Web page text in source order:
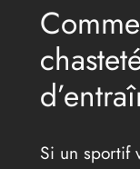
Si un sportif